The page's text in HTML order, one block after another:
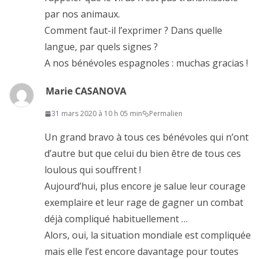
par nos animaux.
Comment faut-il l’exprimer ? Dans quelle
langue, par quels signes ?
A nos bénévoles espagnoles : muchas gracias !
Marie CASANOVA
31 mars 2020 à 10 h 05 min Permalien
Un grand bravo à tous ces bénévoles qui n’ont
d’autre but que celui du bien être de tous ces
loulous qui souffrent !
Aujourd’hui, plus encore je salue leur courage
exemplaire et leur rage de gagner un combat
déjà compliqué habituellement …
Alors, oui, la situation mondiale est compliquée
mais elle l’est encore davantage pour toutes